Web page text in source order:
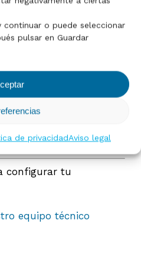
continuar o puede seleccionar
pulsar en Guardar
de privacidadAviso legal
Go To Shop
Placa al suelo
Pulido o satinado
Interior y exterior
configurar tu
equipo técnico